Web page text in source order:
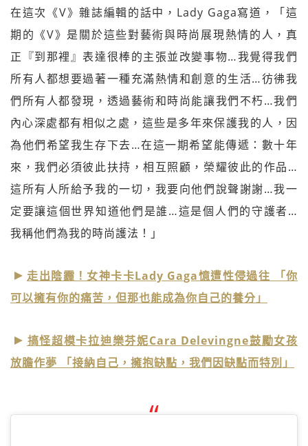
在這次《V》雜誌編輯的話中，Lady Gaga寫道，「這
期的《V》是關於這些對藝術與時尚展現熱情的人，真
正『到那裡』表達很棒的主張並改變事物…我覺得我們
所有人都想要過著一種充滿熱情和創意的生活…彷彿我
們所有人都發現，透過藝術和時尚能讓我們不朽…我們
內心深處都有相似之處，這些是多年來保護我的人，因
為他們希望我生存下去…在這一期希望能傳遞：數十年
來，我們必須彼此扶持，相互照顧，榮耀彼此的作品…
這所有人所給予我的一切，我要向他們說聲謝謝…我一
定要讓這個世界知道他們是誰…這是個人們的守護者…
我稱他們為我的時尚護法！」
走出陰霾！女神卡卡Lady Gaga憶遭性侵過往 「你
可以擁有你的痛苦，但那也能成為你自己的養分」
搞怪超模卡拉迪樂芬妮Cara Delevingne鼓勵女孩
放膽作夢 「接納自己，擁抱缺點，我們因缺點而特別」